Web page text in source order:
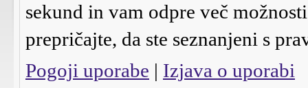
sekund in vam odpre več
prepričajte, da ste seznanjeni s
Pogoji uporabe | Izjava o uporabi